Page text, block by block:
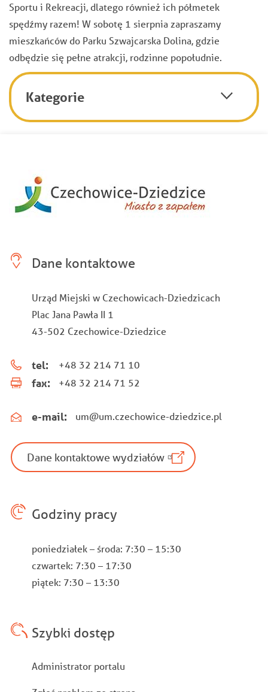
Sportu i Rekreacji, dlatego również ich półmetek
spędźmy razem! W sobotę 1 sierpnia zapraszamy
mieszkańców do Parku Szwajcarska Dolina, gdzie
odbędzie się pełne atrakcji, rodzinne popołudnie.
Kategorie
Dane kontaktowe
Urząd Miejski w Czechowicach-Dziedzicach
Plac Jana Pawła II 1
43-502 Czechowice-Dziedzice
tel: +48 32 214 71 10
fax: +48 32 214 71 52
e-mail: um@um.czechowice-dziedzice.pl
Dane kontaktowe wydziałów
Godziny pracy
poniedziałek – środa: 7:30 – 15:30
czwartek: 7:30 – 17:30
piątek: 7:30 – 13:30
Szybki dostęp
Stopka
Administrator portalu